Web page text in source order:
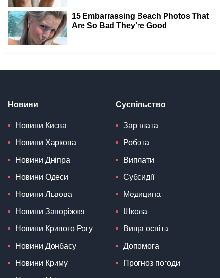
Новини
Новини Києва
Новини Харкова
Новини Дніпра
Новини Одеси
Новини Львова
Новини Запоріжжя
Новини Кривого Рогу
Новини Донбасу
Новини Криму
Суспільство
Зарплата
Робота
Виплати
Субсидії
Медицина
Школа
Вища освіта
Допомога
Прогноз погоди